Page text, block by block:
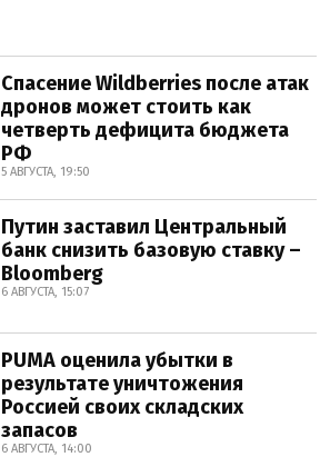
Спасение Wildberries после атак
дронов может стоить как
четверть дефицита бюджета
РФ
5 АВГУСТА, 19:50
Путин заставил Центральный
банк снизить базовую ставку –
Bloomberg
6 АВГУСТА, 15:07
PUMA оценила убытки в
результате уничтожения
Россией своих складских
запасов
6 АВГУСТА, 14:00